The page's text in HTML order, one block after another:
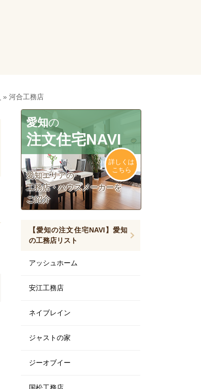
» 河合工務店
愛知の
注文住宅NAVI
愛知エリアの
工務店・ハウスメーカーを
ご紹介
詳しくは
こちら
【愛知の注文住宅NAVI】愛知
の工務店リスト
アッシュホーム
安江工務店
ネイブレイン
ジャストの家
ジーオブイー